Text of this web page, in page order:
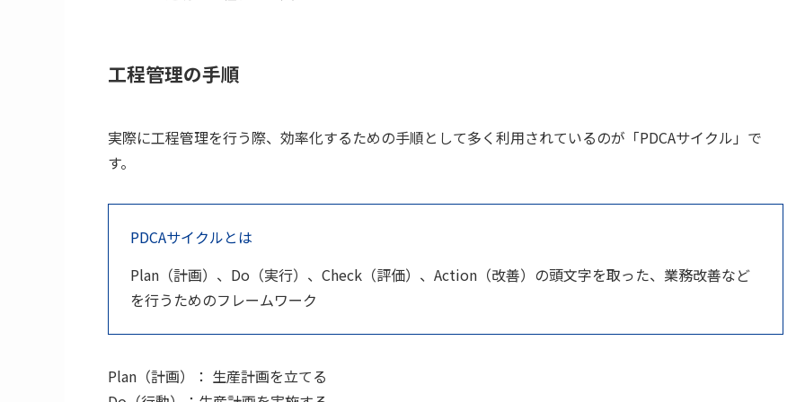
工程管理の手順
実際に工程管理を行う際、効率化するための手順として多く利用されているのが「PDCAサイクル」で
す。
PDCAサイクルとは
Plan（計画）、Do（実行）、Check（評価）、Action（改善）の頭文字を取った、業務改善など
を行うためのフレームワーク
Plan（計画）： 生産計画を立てる